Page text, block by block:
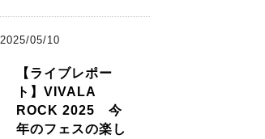
2025/05/10
【ライブレポー
ト】VIVALA
ROCK 2025 今
年のフェスの楽し